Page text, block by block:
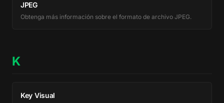
JPEG
Obtenga más información sobre el formato de archivo JPEG.
K
Key Visual